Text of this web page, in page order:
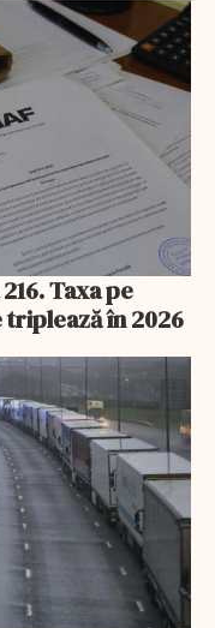
Taxa pe
triplează în 2026